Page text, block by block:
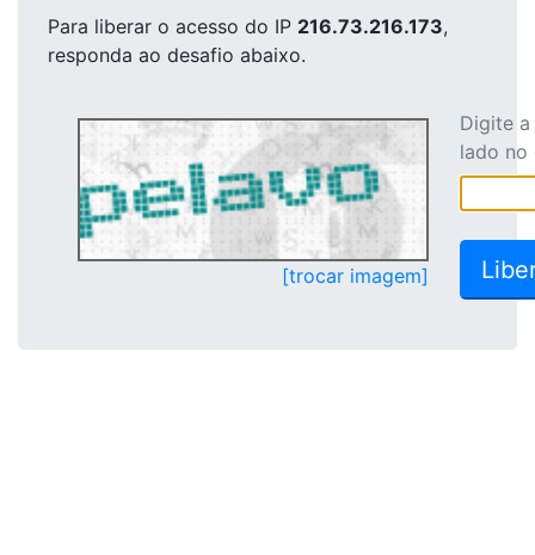
Para liberar o acesso do IP 216.73.216.173,
responda ao desafio abaixo.
[trocar imagem]
Digite
lado no